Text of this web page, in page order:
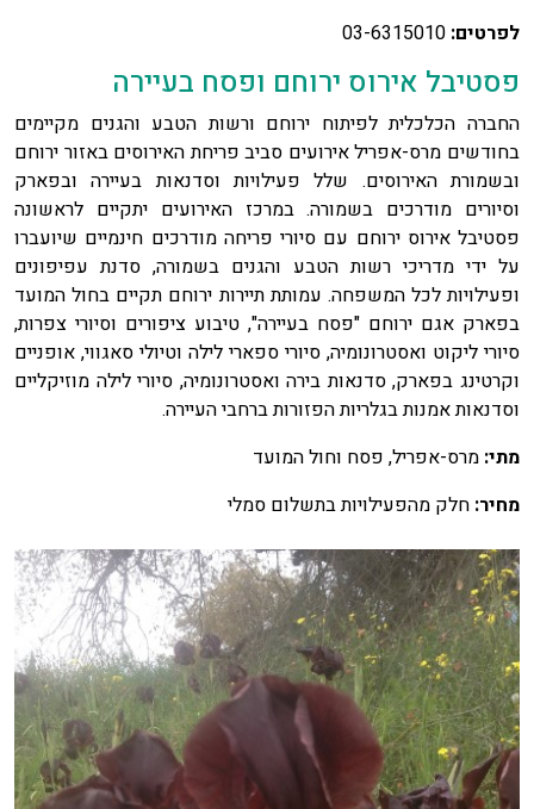
לפרטים:
פסטיבל אירוס ירוחם ופסח בעיירה
החברה הכלכלית לפיתוח ירוחם ורשות הטבע והגנים מקיימים
בחודשים מרס-אפריל אירועים סביב פריחת האירוסים באזור ירוחם
ובשמורת האירוסים. שלל פעילויות וסדנאות בעיירה ובפארק
וסיורים מודרכים בשמורה. במרכז האירועים יתקיים לראשונה
פסטיבל אירוס ירוחם עם סיורי פריחה מודרכים חינמיים שיועברו
על ידי מדריכי רשות הטבע והגנים בשמורה, סדנת עפיפונים
ופעילויות לכל המשפחה. עמותת תיירות ירוחם תקיים בחול המועד
בפארק אגם ירוחם "פסח בעיירה", טיבוע ציפורים וסיורי צפרות,
סיורי ליקוט ואסטרונומיה, סיורי ספארי לילה וטיולי סאגווי, אופניים
וקרטינג בפארק, סדנאות בירה ואסטרונומיה, סיורי לילה מוזיקליים
וסדנאות אמנות בגלריות הפזורות ברחבי העיירה.
מתי: מרס-אפריל, פסח וחול המועד
מחיר: חלק מהפעילויות בתשלום סמלי